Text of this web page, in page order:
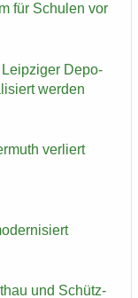
für Schu­len vor
Leip­zi­ger De­po­
wer­den
ver­liert
und Schütz­